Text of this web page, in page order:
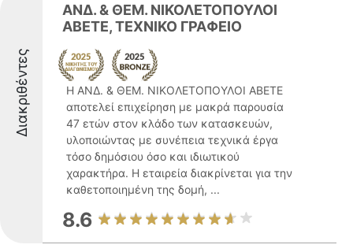
Διακριθέντες
ΑΝΔ. & ΘΕΜ. ΝΙΚΟΛΕΤΟΠΟΥΛΟΙ
ΑΒΕΤΕ, ΤΕΧΝΙΚΟ ΓΡΑΦΕΙΟ
Η ΑΝΔ. & ΘΕΜ. ΝΙΚΟΛΕΤΟΠΟΥΛΟΙ ΑΒΕΤΕ
αποτελεί επιχείρηση με μακρά παρουσία
47 ετών στον κλάδο των κατασκευών,
υλοποιώντας με συνέπεια τεχνικά έργα
τόσο δημόσιου όσο και ιδιωτικού
χαρακτήρα. Η εταιρεία διακρίνεται για την
καθετοποιημένη της δομή, ...
8.6